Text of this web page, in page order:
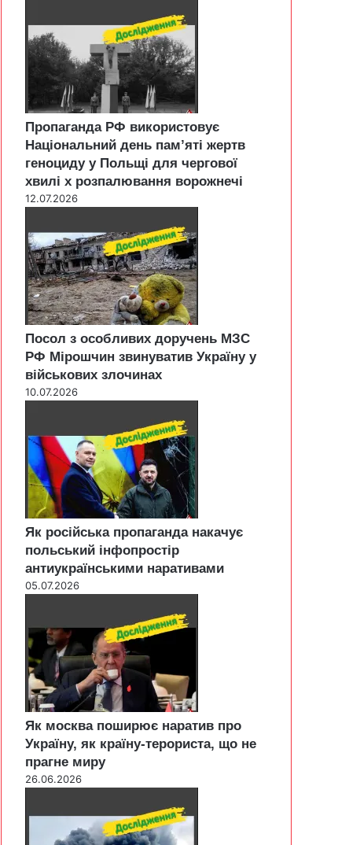
Пропаганда РФ використовує
Національний день пам’яті жертв
геноциду у Польщі для чергової
хвилі х розпалювання ворожнечі
12.07.2026
Посол з особливих доручень МЗС
РФ Мірошчин звинуватив Україну у
військових злочинах
10.07.2026
Як російська пропаганда накачує
польський інфопростір
антиукраїнськими наративами
05.07.2026
Як москва поширює наратив про
Україну, як країну-терориста, що не
прагне миру
26.06.2026